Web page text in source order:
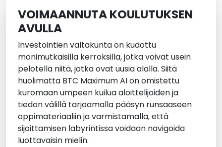
VOIMAANNUTA KOULUTUKSEN
AVULLA
Investointien valtakunta on kudottu
monimutkaisilla kerroksilla, jotka voivat usein
pelotella niitä, jotka ovat uusia alalla. Siitä
huolimatta BTC Maximum AI on omistettu
kuromaan umpeen kuilua aloittelijoiden ja
tiedon välillä tarjoamalla pääsyn runsaaseen
oppimateriaaliin ja varmistamalla, että
sijoittamisen labyrintissa voidaan navigoida
luottavaisin mielin.